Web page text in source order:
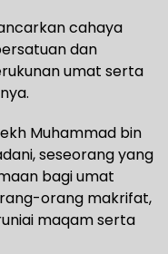
cahaya
dan
umat serta
Muhammad bin
seseorang yang
bagi umat
orang makrifat,
maqam serta